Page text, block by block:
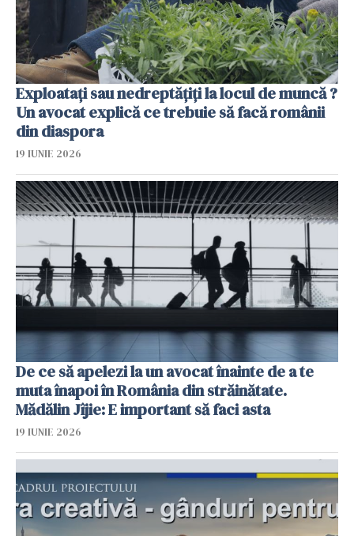
Exploatați sau nedreptățiți la locul de muncă ?
Un avocat explică ce trebuie să facă românii
din diaspora
19 IUNIE 2026
De ce să apelezi la un avocat înainte de a te
muta înapoi în România din străinătate.
Mădălin Jîjie: E important să faci asta
19 IUNIE 2026